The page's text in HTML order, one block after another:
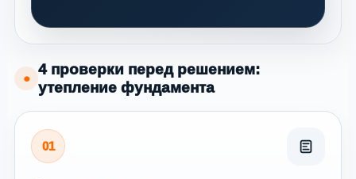
●
4 проверки перед решением:
утепление фундамента
01